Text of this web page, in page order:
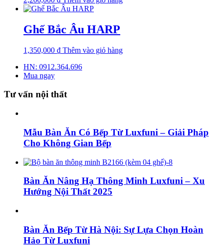
Ghế Bắc Âu HARP
1,350,000 ₫ Thêm vào giỏ hàng
HN: 0912.364.696
Mua ngay
Tư vấn nội thất
Mẫu Bàn Ăn Có Bếp Từ Luxfuni – Giải Pháp
Cho Không Gian Bếp
Bàn Ăn Nâng Hạ Thông Minh Luxfuni – Xu
Hướng Nội Thất 2025
Bàn Ăn Bếp Từ Hà Nội: Sự Lựa Chọn Hoàn
Hảo Từ Luxfuni